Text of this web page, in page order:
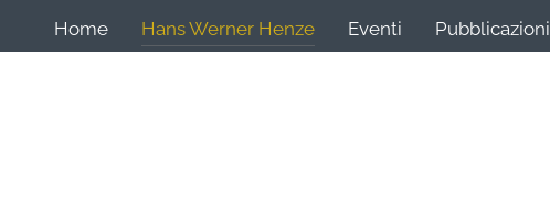
Home Hans Werner Henze Eventi Pubblicazioni